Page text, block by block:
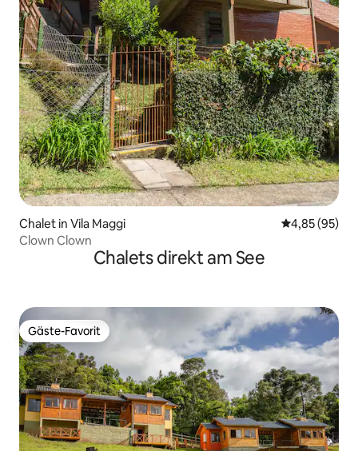
Chalet in Vila Maggi
4,85 (95)
Clown Clown
Chalets direkt am See
Gäste-Favorit
Gäste-Favorit